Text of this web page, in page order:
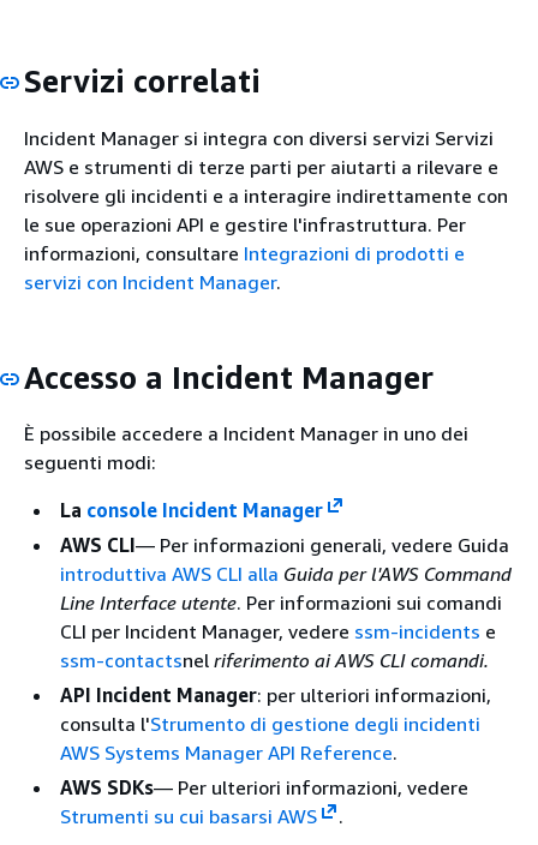
Servizi correlati
Incident Manager si integra con diversi servizi Servizi
AWS e strumenti di terze parti per aiutarti a rilevare e
risolvere gli incidenti e a interagire indirettamente con
le sue operazioni API e gestire l'infrastruttura. Per
informazioni, consultare Integrazioni di prodotti e
servizi con Incident Manager.
Accesso a Incident Manager
È possibile accedere a Incident Manager in uno dei
seguenti modi:
La console Incident Manager
AWS CLI— Per informazioni generali, vedere Guida
introduttiva AWS CLI alla Guida per l'AWS Command
Line Interface utente. Per informazioni sui comandi
CLI per Incident Manager, vedere ssm-incidents e
ssm-contactsnel riferimento ai AWS CLI comandi.
API Incident Manager: per ulteriori informazioni,
consulta l'Strumento di gestione degli incidenti
AWS Systems Manager API Reference.
AWS SDKs— Per ulteriori informazioni, vedere
Strumenti su cui basarsi AWS
.